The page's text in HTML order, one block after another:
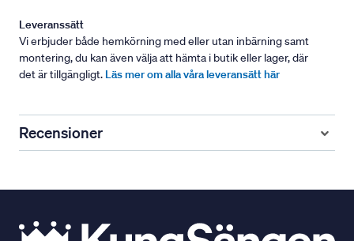
Leveranssätt
Vi erbjuder både hemkörning med eller utan inbärning samt
montering, du kan även välja att hämta i butik eller lager, där
det är tillgängligt. Läs mer om alla våra leveransätt här
Recensioner